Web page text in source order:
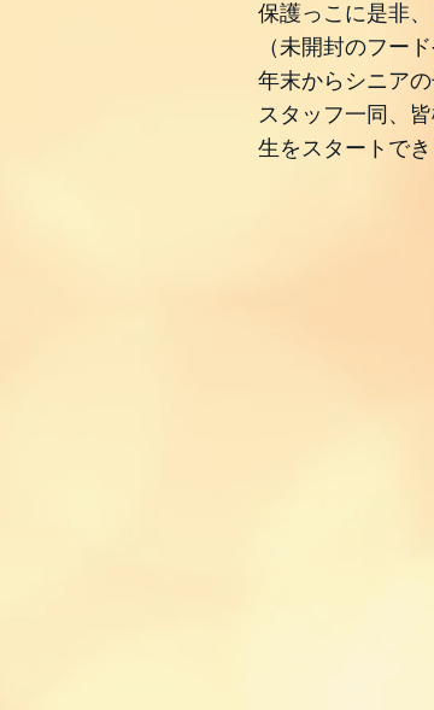
保護っこに是非
（未開封のフー
年末からシニア
スタッフ一同、
生をスタートで